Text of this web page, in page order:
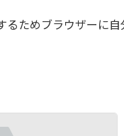
るためブラウザーに